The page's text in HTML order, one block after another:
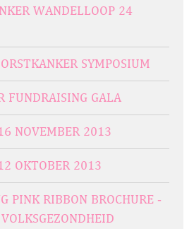
WANDELLOOP 24
SYMPOSIUM
FUNDRAISING GALA
NOVEMBER 2013
OKTOBER 2013
PINK RIBBON BROCHURE -